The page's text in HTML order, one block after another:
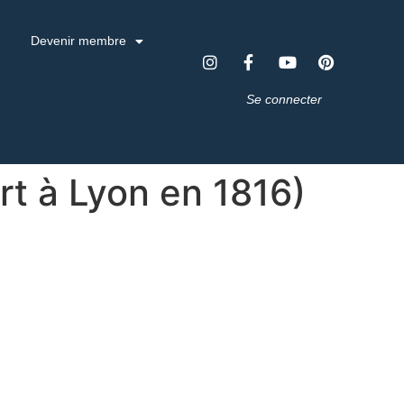
Devenir membre
Se connecter
à Lyon en 1816)